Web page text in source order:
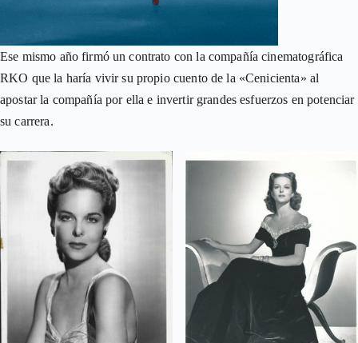
Ese mismo año firmó un contrato con la compañía cinematográfica
RKO que la haría vivir su propio cuento de la «Cenicienta» al
apostar la compañía por ella e invertir grandes esfuerzos en potenciar
su carrera.